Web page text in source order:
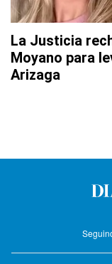
La Justicia
Moyano para
Arizaga